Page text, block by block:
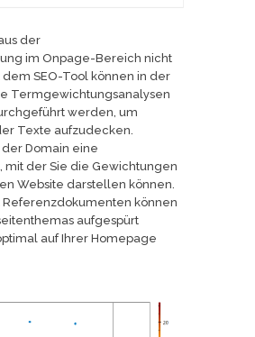
der
im Onpage-Bereich nicht
SEO-Tool können in der
Termgewichtungsanalysen
werden, um
Texte aufzudecken.
Domain eine
mit der Sie die Gewichtungen
Website darstellen können.
können
aufgespürt
auf Ihrer Homepage